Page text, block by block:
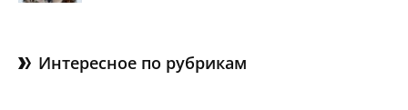
Интересное по рубрикам